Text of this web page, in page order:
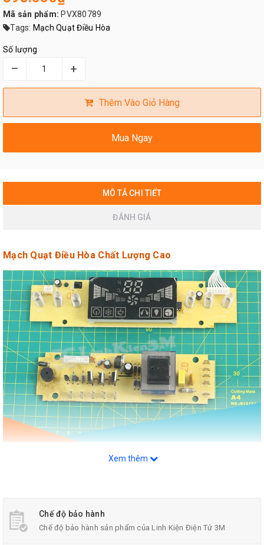
Mã sản phẩm: PVX80789
Tags: Mạch Quạt Điều Hòa
Số lượng
– +
Thêm Vào Giỏ Hàng
Mua Ngay
MÔ TẢ CHI TIẾT
ĐÁNH GIÁ
Mạch Quạt Điều Hòa Chất Lượng Cao
Mạch Quạt Điều Hòa
Xem thêm
Chế độ bảo hành
Chế độ bảo hành sản phẩm của Linh Kiện Điện Tử 3M